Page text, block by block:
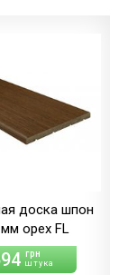
доска шпон
орех FL
грн
штука